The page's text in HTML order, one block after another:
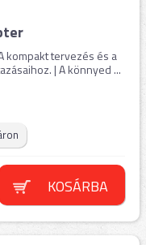
kompakt tervezés és a
| A könnyed ...
KOSÁRBA